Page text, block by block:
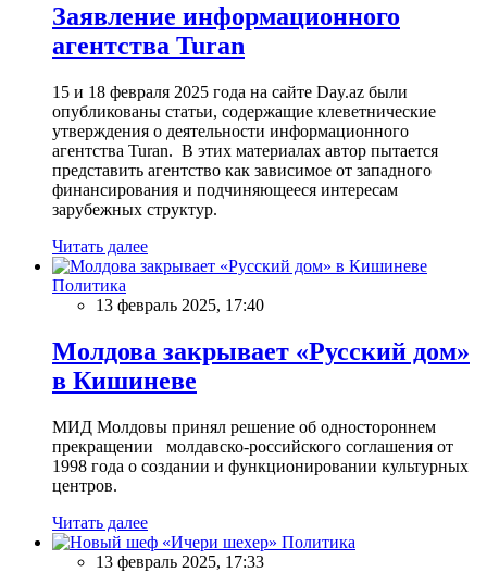
Заявление информационного
агентства Turan
15 и 18 февраля 2025 года на сайте Day.az были
опубликованы статьи, содержащие клеветнические
утверждения о деятельности информационного
агентства Turan. В этих материалах автор пытается
представить агентство как зависимое от западного
финансирования и подчиняющееся интересам
зарубежных структур.
Читать далее
Политика
13 февраль 2025, 17:40
Молдова закрывает «Русский дом»
в Кишиневе
МИД Молдовы принял решение об одностороннем
прекращении молдавско-российского соглашения от
1998 года о создании и функционировании культурных
центров.
Читать далее
Политика
13 февраль 2025, 17:33